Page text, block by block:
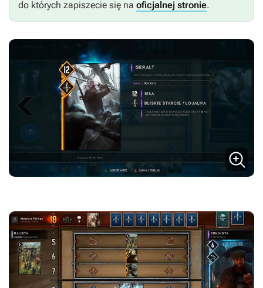
do których zapiszecie się na oficjalnej stronie.